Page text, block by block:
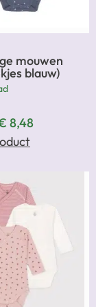
mouwen
blauw)
8,48